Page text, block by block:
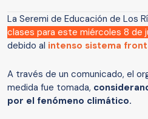
La Seremi de Educación de Los
clases para este miércoles 8 de
debido al intenso sistema
A través de un comunicado, el
medida fue tomada,
por el fenómeno climático.